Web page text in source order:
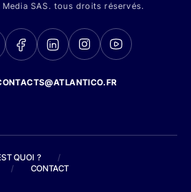
SAS. tous droits réservés.
QUOI ?
/
/ CONTACT